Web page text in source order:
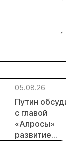
05.08.26
Путин обсудил
с главой
«Алросы»
развитие